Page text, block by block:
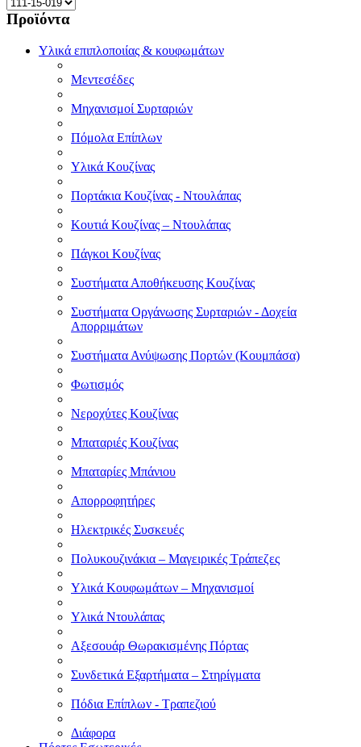
Προϊόντα
Υλικά επιπλοποιίας & κουφωμάτων
Μεντεσέδες
Μηχανισμοί Συρταριών
Πόμολα Επίπλων
Υλικά Κουζίνας
Πορτάκια Κουζίνας - Ντουλάπας
Κουτιά Κουζίνας – Ντουλάπας
Πάγκοι Κουζίνας
Συστήματα Αποθήκευσης Κουζίνας
Συστήματα Οργάνωσης Συρταριών - Δοχεία
Απορριμάτων
Συστήματα Ανύψωσης Πορτών (Κουμπάσα)
Φωτισμός
Νεροχύτες Κουζίνας
Μπαταριές Κουζίνας
Μπαταρίες Μπάνιου
Απορροφητήρες
Ηλεκτρικές Συσκευές
Πολυκουζινάκια – Μαγειρικές Τράπεζες
Υλικά Κουφωμάτων – Μηχανισμοί
Υλικά Ντουλάπας
Αξεσουάρ Θωρακισμένης Πόρτας
Συνδετικά Εξαρτήματα – Στηρίγματα
Πόδια Επίπλων - Τραπεζιού
Διάφορα